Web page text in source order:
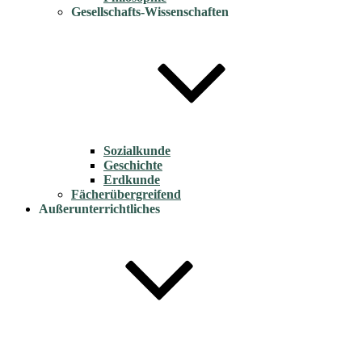
Gesellschafts-Wissenschaften
Sozialkunde
Geschichte
Erdkunde
Fächerübergreifend
Außerunterrichtliches